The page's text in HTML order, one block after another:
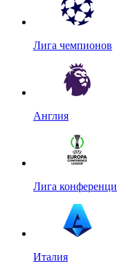
Лига чемпионов
Англия
Лига
Италия